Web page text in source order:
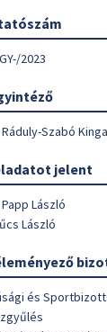
2023
Ráduly-Szabó Kinga
jelent
Papp László
László
és